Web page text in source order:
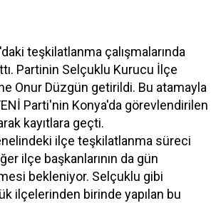
teşkilatlanma çalışmalarında
Partinin Selçuklu Kurucu İlçe
Onur Düzgün getirildi. Bu atamayla
Parti'nin Konya'da görevlendirilen
kayıtlara geçti.
ilçe teşkilatlanma süreci
ilçe başkanlarının da gün
bekleniyor. Selçuklu gibi
ilçelerinden birinde yapılan bu